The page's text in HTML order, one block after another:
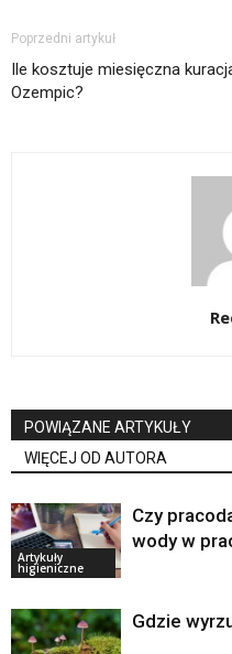
Poprzedni artykuł
Ile kosztuje miesięczna
Ozempic?
POWIĄZANE ARTYKUŁY
WIĘCEJ OD AUTORA
Artykuły
higieniczne
Czy
wody w
Gdzie